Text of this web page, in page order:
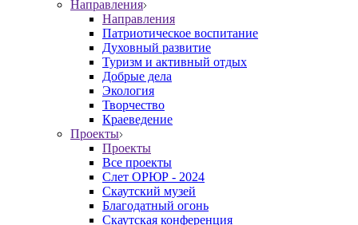
Направления
Направления
Патриотическое воспитание
Духовный развитие
Туризм и активный отдых
Добрые дела
Экология
Творчество
Краеведение
Проекты
Проекты
Все проекты
Слет ОРЮР - 2024
Скаутский музей
Благодатный огонь
Cкаутская конференция